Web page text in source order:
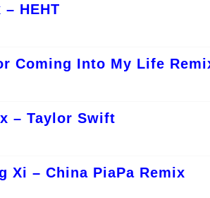
HEHT
Coming Into My Life
– Taylor Swift
Xi – China PiaPa Remix